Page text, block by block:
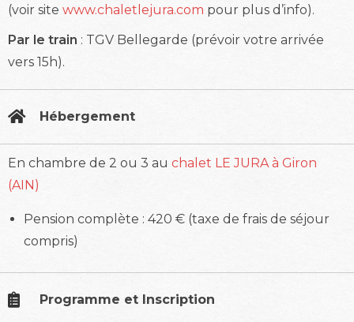
(voir site www.chaletlejura.com pour plus d’info).
Par le train : TGV Bellegarde (prévoir votre arrivée
vers 15h).
Hébergement
En chambre de 2 ou 3 au chalet LE JURA à Giron
(AIN)
Pension complète : 420 € (taxe de frais de séjour
compris)
Programme et Inscription